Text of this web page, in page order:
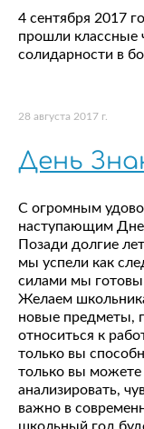
4 сентября 2017
прошли
солидарности в
28 августа 2017 г.
День
С огромным
наступающим
Позади долгие
мы успели как
силами мы готовы
Желаем
новые предметы,
относиться к
только вы
только вы можете
анализировать,
важно в